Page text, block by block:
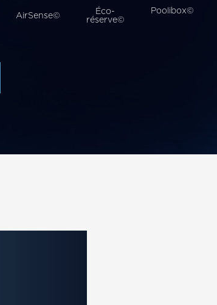
AirSense©
Éco-
réserve©
Poolibox©